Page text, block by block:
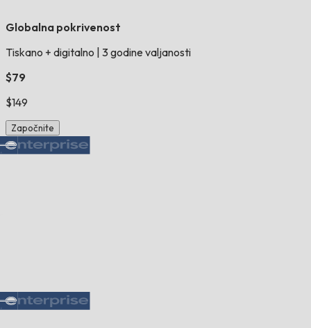
Globalna pokrivenost
Tiskano + digitalno 3 godine valjanosti
$79
$149
Započnite